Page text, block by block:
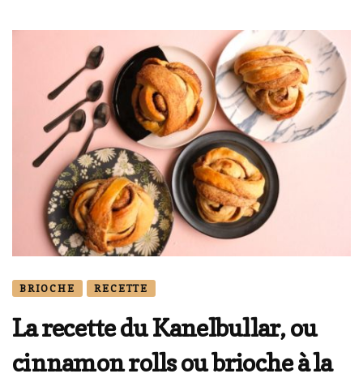
BRIOCHE RECETTE
La recette du Kanelbullar, ou
cinnamon rolls ou brioche à la